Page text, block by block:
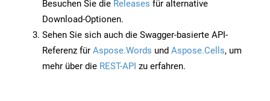
Besuchen Sie die Releases für alternative
Download-Optionen.
Sehen Sie sich auch die Swagger-basierte API-
Referenz für Aspose.Words und Aspose.Cells, um
mehr über die REST-API zu erfahren.